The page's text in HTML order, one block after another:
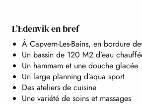
L’Edenvik en bref
À Capvern-Les-Bains, en bordure
Un bassin de 120 M2 d’eau
Un hammam et une douche glacée
Un large planning d’aqua sport
Des ateliers de cuisine
Une variété de soins et massages